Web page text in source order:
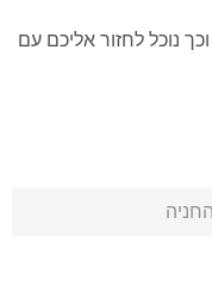
נוכל לחזור אליכם עם